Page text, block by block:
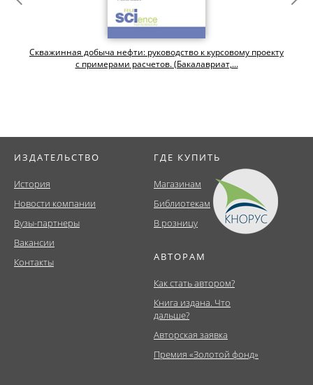
Скважинная добыча нефти: руководство к курсовому проекту
с примерами расчетов. (Бакалавриат,...
ИЗДАТЕЛЬСТВО
История
Новости компании
Вузы-партнеры
Вакансии
Контакты
ГДЕ КУПИТЬ
Магазинам
Библиотекам
В розницу
АВТОРАМ
Как стать автором?
Книга издана. Что
дальше?
Авторская заявка
Премия «Золотой фонд»